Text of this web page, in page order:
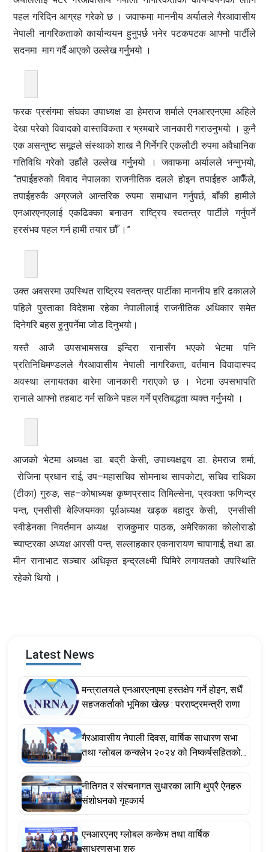
पहल गरिदिन आग्रह गरेको छ । जवाफमा माननीय अर्यालले गैरआवासीय
नेपाली नागरिकताको कार्यान्वयन हुनुपर्छ भनेर पटकपटक आफ्नो पार्टीले
सदनमा माग गर्दै आएको उल्लेख गर्नुभयो ।
फरक प्रसंगमा संघका उपाध्यक्ष डा हेमराज शर्माले एनआरएनएमा अहिले
देखा परेको विवादको वास्तविकता र भ्रमबारे जानकारी गराउनुभयो । कुनै
एक असन्तुष्ट समूहले संस्थाको शाख नै गिर्नेगरि एकलौटी रुपमा अवैधानिक
गतिविधि गरेको उहाँले उल्लेख गर्नुभयो । जवाफमा अर्यालले भन्नुभयो,
“तपाईहरुको विवाद नेपालका राजनीतिक दलले होइन तपाईहरु आफैँले,
तपाईहरुकै अग्रजले आन्तरिक रुपमा समाधान गर्नुपर्छ, बाँकी हामीले
एनआरएनएलाई एकढिक्का बनाउन राष्ट्रिय स्वतन्त्र पार्टीले गर्नुपर्ने
हरसंभव पहल गर्न हामी तयार छौँ ।”
उक्त अवसरमा उपस्थित राष्ट्रिय स्वतन्त्र पार्टीका माननीय हरि ढकालले
पहिले पुस्ताका विदेशमा रहेका नेपालीलाई राजनीतिक अधिकार समेत
दिनेगरि बहस हुनुपर्नेमा जोड दिनुभयो।
यस्तै आजै उपसभामसख इन्दिरा रानासँग भएको भेटमा पनि
प्रतिनिधिमण्डलले गैरआवासीय नेपाली नागरिकता, वर्तमान विवादास्पद
अवस्था लगायतका बारेमा जानकारी गराएको छ । भेटमा उपसभापति
रानाले आफ्नो तहबाट गर्न सकिने पहल गर्ने प्रतिबद्धता व्यक्त गर्नुभयो ।
आजको भेटमा अध्यक्ष डा. बद्री केसी, उपाध्यक्षद्वय डा. हेमराज शर्मा,
रोजिना प्रधान राई, उप–महासचिव सोमनाथ सापकोटा, सचिव राधिका
(टीका) गुरुङ, सह–कोषाध्यक्ष कृष्णप्रसाद तिमिल्सेना, प्रवक्ता फणिन्द्र
पन्त, एनसीसी बेल्जियमका पूर्वअध्यक्ष खड्क बहादुर केसी, एनसीसी
स्वीडेनका निवर्तमान अध्यक्ष राजकुमार पाठक, अमेरिकाका कोलोराडो
च्याप्टरका अध्यक्ष आरसी पन्त, सल्लाहकार एकनारायण चापागाई, तथा डा.
मीन रानाभाट सञ्चार अधिकृत इन्द्रलक्ष्मी घिमिरे लगायतको उपस्थिति
रहेको थियो ।
Latest News
मन्त्रालयले एनआरएनएमा हस्तक्षेप गर्ने होइन, सधैँ
सहजकर्ताको भूमिका खेल्छ : परराष्ट्रमन्त्री राणा
गैरआवासीय नेपाली दिवस, वार्षिक साधारण सभा
तथा ग्लोबल कन्क्लेभ २०२४ को निष्कर्षसहितको
नीतिगत र संरचनागत सुधारका लागि थुप्रै ऐनहरु
संशोधनको गृहकार्य
एनआरएनए ग्लोबल कन्केभ तथा वार्षिक
साधरणसभा शुरु